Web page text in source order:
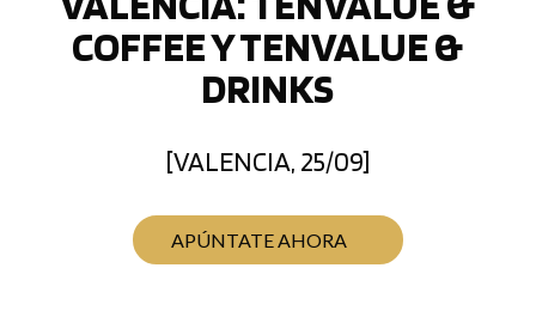
COFFEE Y TENVALUE &
DRINKS
[VALENCIA, 25/09]
APÚNTATE AHORA